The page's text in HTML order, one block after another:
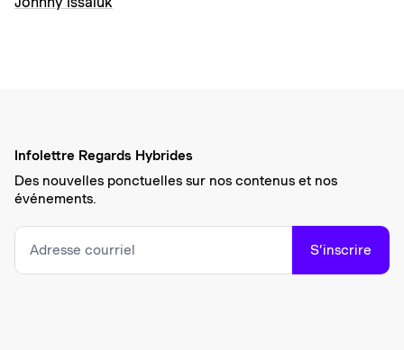
Infolettre Regards Hybrides
Des nouvelles ponctuelles sur nos contenus et nos
événements.
S’inscrire